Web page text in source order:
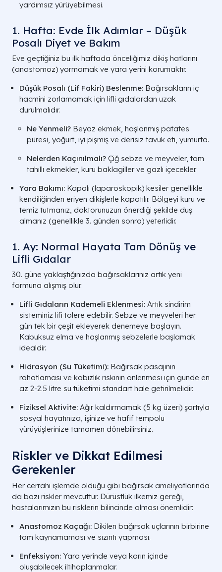
Hastanede Kalış 3 - 5 Gün
Dönüş
Bağırsak
Kanser Cerrahisi
Eşit veya daha yüksek (Onkolojik
yardımsız yürüyebilmesi.
1. Hafta: Evde İlk Adımlar – Düşük
Posalı Diyet ve Bakım
Eve geçtiğiniz bu ilk haftada önceliğimiz dikiş hatlarını
(anastomoz) yormamak ve yara yerini korumaktır.
Düşük Posalı (Lif Fakiri) Beslenme: Bağırsakların iç
hacmini zorlamamak için lifli gıdalardan uzak
durulmalıdır.
Ne Yenmeli? Beyaz ekmek, haşlanmış patates
püresi, yoğurt, iyi pişmiş ve derisiz tavuk eti, yumurta.
Nelerden Kaçınılmalı? Çiğ sebze ve meyveler, tam
tahıllı ekmekler, kuru baklagiller ve gazlı içecekler.
Yara Bakımı: Kapalı (laparoskopik) kesiler genellikle
kendiliğinden eriyen dikişlerle kapatılır. Bölgeyi kuru ve
temiz tutmanız, doktorunuzun önerdiği şekilde duş
almanız (genellikle 3. günden sonra) yeterlidir.
1. Ay: Normal Hayata Tam Dönüş ve
Lifli Gıdalar
30. güne yaklaştığınızda bağırsaklarınız artık yeni
formuna alışmış olur.
Lifli Gıdaların Kademeli Eklenmesi: Artık sindirim
sisteminiz lifi tolere edebilir. Sebze ve meyveleri her
gün tek bir çeşit ekleyerek denemeye başlayın.
Kabuksuz elma ve haşlanmış sebzelerle başlamak
idealdir.
Hidrasyon (Su Tüketimi): Bağırsak pasajının
rahatlaması ve kabızlık riskinin önlenmesi için günde en
az 2-2.5 litre su tüketimi standart hale getirilmelidir.
Fiziksel Aktivite: Ağır kaldırmamak (5 kg üzeri) şartıyla
sosyal hayatınıza, işinize ve hafif tempolu
yürüyüşlerinize tamamen dönebilirsiniz.
Riskler ve Dikkat Edilmesi
Gerekenler
Her cerrahi işlemde olduğu gibi bağırsak ameliyatlarında
da bazı riskler mevcuttur. Dürüstlük ilkemiz gereği,
hastalarımızın bu risklerin bilincinde olması önemlidir:
Anastomoz Kaçağı: Dikilen bağırsak uçlarının birbirine
tam kaynamaması ve sızıntı yapması.
Enfeksiyon: Yara yerinde veya karın içinde
oluşabilecek iltihaplanmalar.